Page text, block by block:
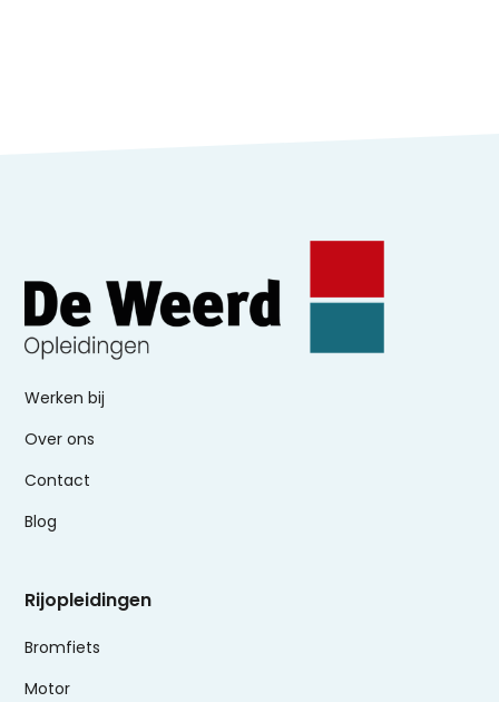
Werken bij
Over ons
Contact
Blog
Rijopleidingen
Bromfiets
Motor